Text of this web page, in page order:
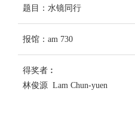
题目：水镜同行
报馆：am 730
得奖者︰
林俊源 Lam Chun-yuen